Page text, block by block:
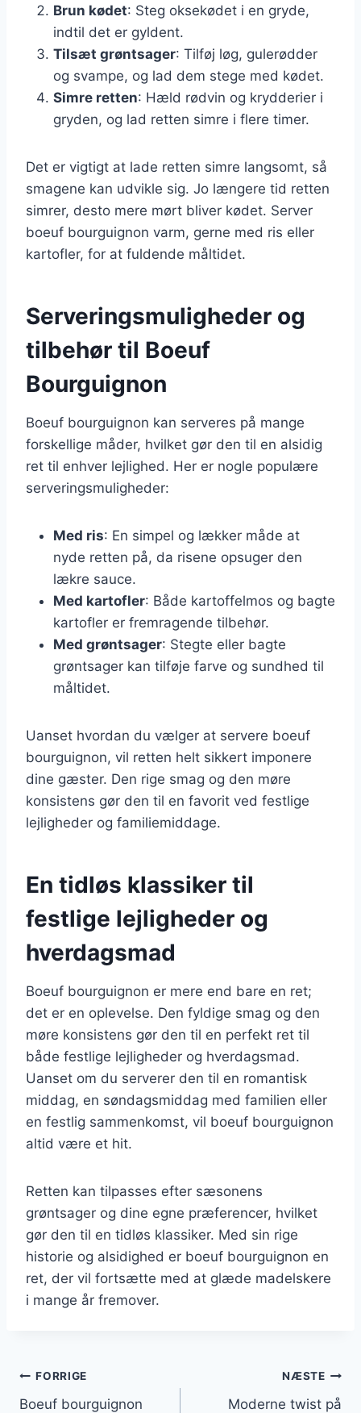
Brun kødet: Steg oksekødet i en gryde,
indtil det er gyldent.
Tilsæt grøntsager: Tilføj løg, gulerødder
og svampe, og lad dem stege med kødet.
Simre retten: Hæld rødvin og krydderier i
gryden, og lad retten simre i flere timer.
Det er vigtigt at lade retten simre langsomt, så
smagene kan udvikle sig. Jo længere tid retten
simrer, desto mere mørt bliver kødet. Server
boeuf bourguignon varm, gerne med ris eller
kartofler, for at fuldende måltidet.
Serveringsmuligheder og
tilbehør til Boeuf
Bourguignon
Boeuf bourguignon kan serveres på mange
forskellige måder, hvilket gør den til en alsidig
ret til enhver lejlighed. Her er nogle populære
serveringsmuligheder:
Med ris: En simpel og lækker måde at
nyde retten på, da risene opsuger den
lækre sauce.
Med kartofler: Både kartoffelmos og bagte
kartofler er fremragende tilbehør.
Med grøntsager: Stegte eller bagte
grøntsager kan tilføje farve og sundhed til
måltidet.
Uanset hvordan du vælger at servere boeuf
bourguignon, vil retten helt sikkert imponere
dine gæster. Den rige smag og den møre
konsistens gør den til en favorit ved festlige
lejligheder og familiemiddage.
En tidløs klassiker til
festlige lejligheder og
hverdagsmad
Boeuf bourguignon er mere end bare en ret;
det er en oplevelse. Den fyldige smag og den
møre konsistens gør den til en perfekt ret til
både festlige lejligheder og hverdagsmad.
Uanset om du serverer den til en romantisk
middag, en søndagsmiddag med familien eller
en festlig sammenkomst, vil boeuf bourguignon
altid være et hit.
Retten kan tilpasses efter sæsonens
grøntsager og dine egne præferencer, hvilket
gør den til en tidløs klassiker. Med sin rige
historie og alsidighed er boeuf bourguignon en
ret, der vil fortsætte med at glæde madelskere
i mange år fremover.
Indlægsnavigation
FORRIGE
Boeuf bourguignon
NÆSTE
Moderne twist på